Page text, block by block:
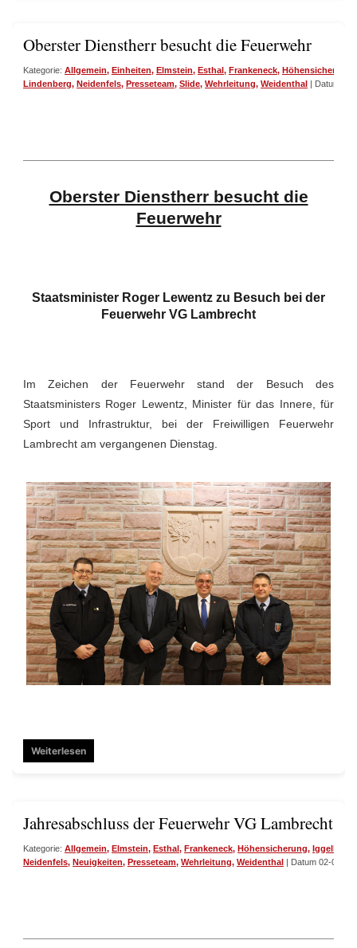
Oberster Dienstherr besucht die Feuerwehr
Kategorie: Allgemein, Einheiten, Elmstein, Esthal, Frankeneck, Höhensicherung
Lindenberg, Neidenfels, Presseteam, Slide, Wehrleitung, Weidenthal | Datum
Oberster Dienstherr besucht die
Feuerwehr
Staatsminister Roger Lewentz zu Besuch bei der
Feuerwehr VG Lambrecht
Im Zeichen der Feuerwehr stand der Besuch des
Staatsministers Roger Lewentz, Minister für das Innere, für
Sport und Infrastruktur, bei der Freiwilligen Feuerwehr
Lambrecht am vergangenen Dienstag.
Weiterlesen
Jahresabschluss der Feuerwehr VG Lambrecht
Kategorie: Allgemein, Elmstein, Esthal, Frankeneck, Höhensicherung, Iggelbach
Neidenfels, Neuigkeiten, Presseteam, Wehrleitung, Weidenthal | Datum 02-02-